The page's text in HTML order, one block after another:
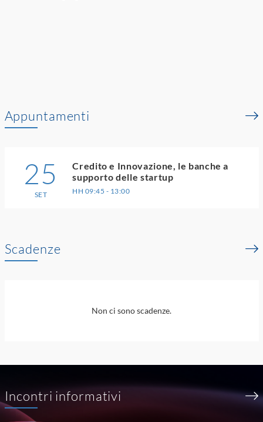
Appuntamenti
25
SET
Credito e Innovazione, le banche a
supporto delle startup
HH 09:45 - 13:00
Scadenze
Non ci sono scadenze.
Incontri informativi